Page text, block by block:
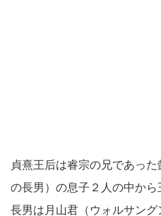
貞熹王后は睿宗の兄であっ
の長男）の息子２人の中から
長男は月山君（ウォルサン